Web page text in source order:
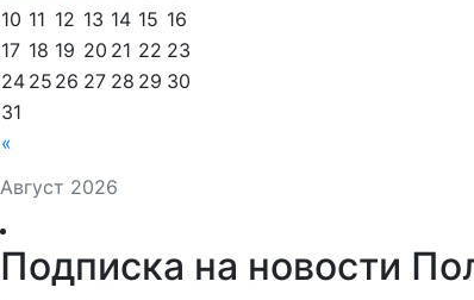
Август 2026
«
10 11 12 13 14 15 16
17 18 19 20 21 22 23
24 25 26 27 28 29 30
31
Подписка на новости